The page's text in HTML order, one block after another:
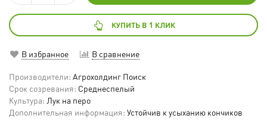
КУПИТЬ В 1 КЛИК
В избранное В сравнение
Производители: Агрохолдинг Поиск
Срок созревания: Среднеспелый
Культура: Лук на перо
Дополнительная информация: Устойчив к усыханию кончиков